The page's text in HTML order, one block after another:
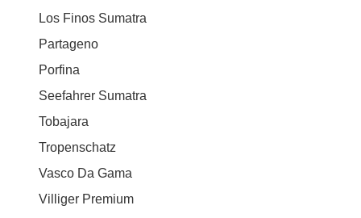
Los Finos Sumatra
Partageno
Porfina
Seefahrer Sumatra
Tobajara
Tropenschatz
Vasco Da Gama
Villiger Premium